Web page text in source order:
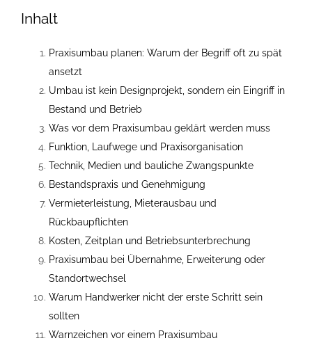
Inhalt
Praxisumbau planen: Warum der Begriff oft zu spät
ansetzt
Umbau ist kein Designprojekt, sondern ein Eingriff in
Bestand und Betrieb
Was vor dem Praxisumbau geklärt werden muss
Funktion, Laufwege und Praxisorganisation
Technik, Medien und bauliche Zwangspunkte
Bestandspraxis und Genehmigung
Vermieterleistung, Mieterausbau und
Rückbaupflichten
Kosten, Zeitplan und Betriebsunterbrechung
Praxisumbau bei Übernahme, Erweiterung oder
Standortwechsel
Warum Handwerker nicht der erste Schritt sein
sollten
Warnzeichen vor einem Praxisumbau